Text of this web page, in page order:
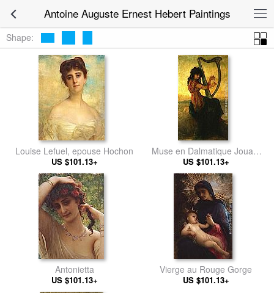
Antoine Auguste Ernest Hebert Paintings
Shape:
Louise Lefuel, epouse Hochon
US $101.13+
Muse en Dalmatique Jouant
de la Harpe
US $101.13+
Antonietta
US $101.13+
Vierge au Rouge Gorge
US $101.13+